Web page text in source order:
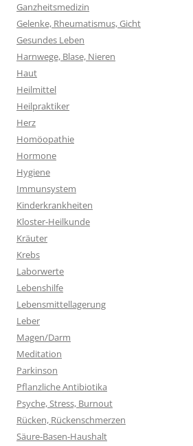
Ganzheitsmedizin
Gelenke, Rheumatismus, Gicht
Gesundes Leben
Harnwege, Blase, Nieren
Haut
Heilmittel
Heilpraktiker
Herz
Homöopathie
Hormone
Hygiene
Immunsystem
Kinderkrankheiten
Kloster-Heilkunde
Kräuter
Krebs
Laborwerte
Lebenshilfe
Lebensmittellagerung
Leber
Magen/Darm
Meditation
Parkinson
Pflanzliche Antibiotika
Psyche, Stress, Burnout
Rücken, Rückenschmerzen
Säure-Basen-Haushalt